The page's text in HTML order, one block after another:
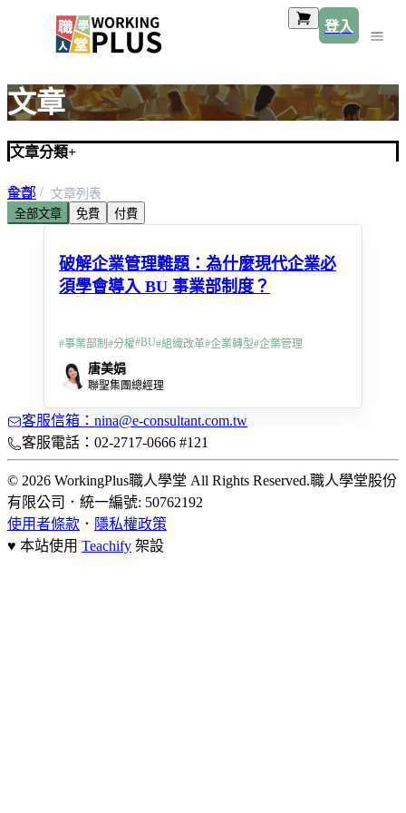
登入
文章
文章分類+
全部
預設類別
首頁
文章列表
全部文章
免費 付費
破解企業管理難題：為什麼現代企業必
須學會導入 BU 事業部制度？
#事業部制 #分權#BU#組織改革#企業轉型#企業管理
唐美娟
聯聖集團總經理
客服信箱：nina@e-consultant.com.tw
客服電話：02-2717-0666 #121
© 2026 WorkingPlus職人學堂 All Rights Reserved.職人學堂股份
有限公司 ． 統一編號: 50762192
使用者條款 ． 隱私權政策
♥ 本站使用 Teachify 架設